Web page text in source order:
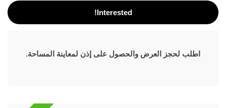
Interested!
اطلب لحجز العرض والحصول على إذن لمعاينة المساحة.